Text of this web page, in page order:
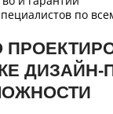
по
ДИЗАЙН-